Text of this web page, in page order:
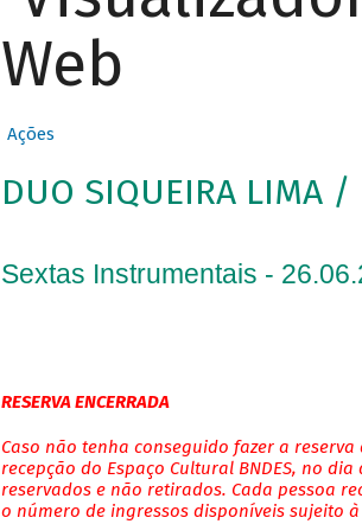
Web
Ações
DUO SIQUEIRA LIMA
Sextas Instrumentais -
RESERVA ENCERRADA
Caso não tenha conseguido fazer a
recepção do Espaço Cultural BNDES, no
reservados e não retirados. Cada pessoa
o número de ingressos disponíveis sujeito